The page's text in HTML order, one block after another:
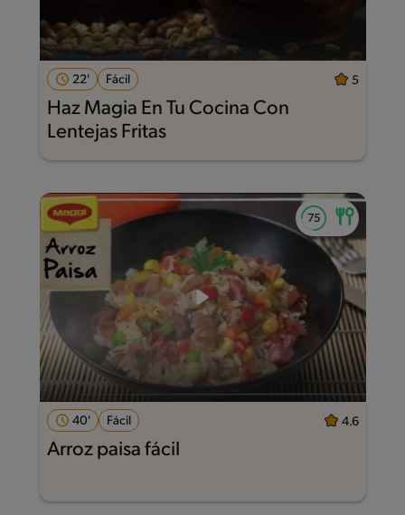
22' Fácil 5
Haz Magia En Tu Cocina Con
Lentejas Fritas
40' Fácil 4.6
Arroz paisa fácil